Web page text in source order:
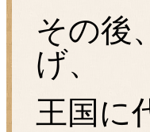
その後
げ、
王国に